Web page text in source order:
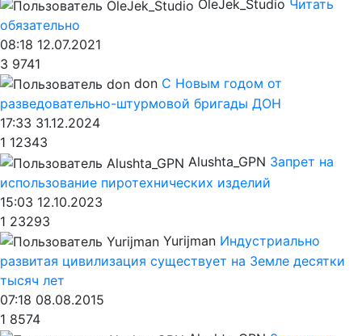
OleJek_Studio Читать
обязательно
08:18 12.07.2021
3 9741
don С Новым годом от
разведовательно-штурмовой бригады ДОН
17:33 31.12.2024
1 12343
Alushta_GPN Запрет на
использование пиротехнических изделий
15:03 12.10.2023
1 23293
Yurijman Индустриально
развитая цивилизация существует на Земле десятки
тысяч лет
07:18 08.08.2015
1 8574